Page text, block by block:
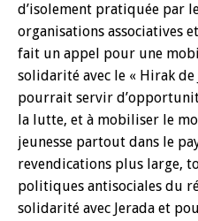
d’isolement pratiquée par
organisations associatives
fait un appel pour une
solidarité avec le « Hirak de
pourrait servir
la lutte, et à mobiliser le
jeunesse partout dans le
revendications plus large,
politiques antisociales du
solidarité avec Jerada et